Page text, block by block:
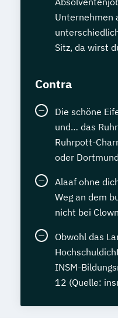
Unternehmen
Sitz, da wirst
Contra
Die schöne
und… das
Ruhrpott-
oder
Alaaf ohne
Weg an dem
nicht bei
Obwohl das
INSM-
12 (Quelle: